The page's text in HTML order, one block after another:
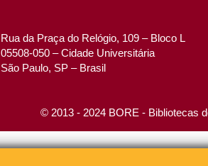
Rua da Praça do Relógio, 109 – Bloco L
05508-050 – Cidade Universitária
São Paulo, SP – Brasil
© 2013 - 2024 BORE - Bibliotecas